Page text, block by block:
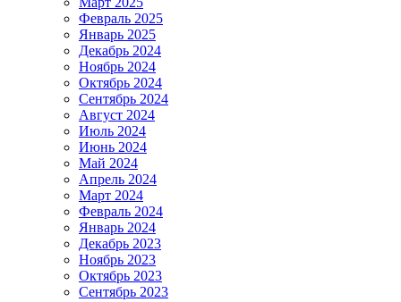
Февраль 2025
Январь 2025
Декабрь 2024
Ноябрь 2024
Октябрь 2024
Сентябрь 2024
Август 2024
Июль 2024
Июнь 2024
Май 2024
Апрель 2024
Март 2024
Февраль 2024
Январь 2024
Декабрь 2023
Ноябрь 2023
Октябрь 2023
Сентябрь 2023